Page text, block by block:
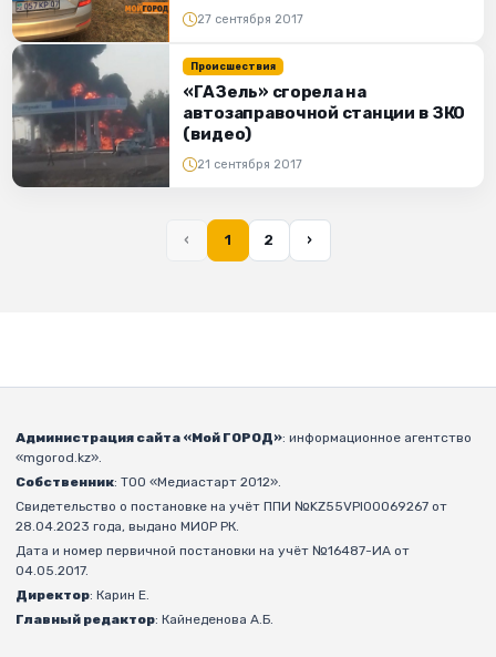
27 сентября 2017
Происшествия
«ГАЗель» сгорела на
автозаправочной станции в ЗКО
(видео)
21 сентября 2017
‹ 1 2 ›
Администрация сайта «Мой ГОРОД»: информационное агентство
«mgorod.kz».
Собственник: ТОО «Медиастарт 2012».
Свидетельство о постановке на учёт ППИ №KZ55VPI00069267 от
28.04.2023 года, выдано МИОР РК.
Дата и номер первичной постановки на учёт №16487-ИА от
04.05.2017.
Директор: Карин Е.
Главный редактор: Кайнеденова А.Б.